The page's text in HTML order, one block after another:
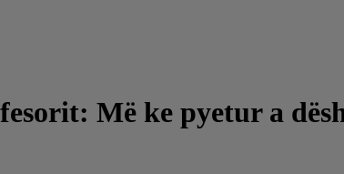
Më ke pyetur a